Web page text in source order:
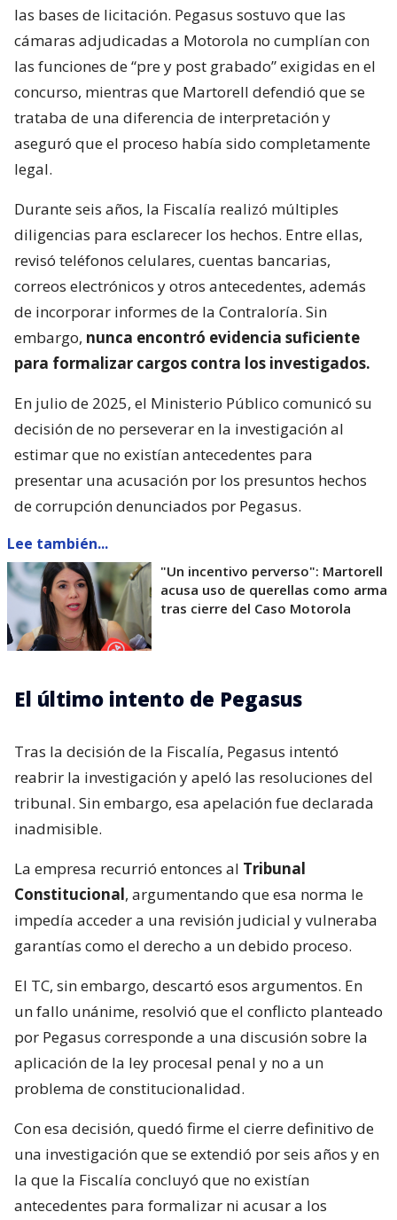
las bases de licitación. Pegasus sostuvo que las
cámaras adjudicadas a Motorola no cumplían con
las funciones de “pre y post grabado” exigidas en el
concurso, mientras que Martorell defendió que se
trataba de una diferencia de interpretación y
aseguró que el proceso había sido completamente
legal.
Durante seis años, la Fiscalía realizó múltiples
diligencias para esclarecer los hechos. Entre ellas,
revisó teléfonos celulares, cuentas bancarias,
correos electrónicos y otros antecedentes, además
de incorporar informes de la Contraloría. Sin
embargo, nunca encontró evidencia suficiente
para formalizar cargos contra los investigados.
En julio de 2025, el Ministerio Público comunicó su
decisión de no perseverar en la investigación al
estimar que no existían antecedentes para
presentar una acusación por los presuntos hechos
de corrupción denunciados por Pegasus.
Lee también...
"Un incentivo perverso": Martorell
acusa uso de querellas como arma
tras cierre del Caso Motorola
El último intento de Pegasus
Tras la decisión de la Fiscalía, Pegasus intentó
reabrir la investigación y apeló las resoluciones del
tribunal. Sin embargo, esa apelación fue declarada
inadmisible.
La empresa recurrió entonces al Tribunal
Constitucional, argumentando que esa norma le
impedía acceder a una revisión judicial y vulneraba
garantías como el derecho a un debido proceso.
El TC, sin embargo, descartó esos argumentos. En
un fallo unánime, resolvió que el conflicto planteado
por Pegasus corresponde a una discusión sobre la
aplicación de la ley procesal penal y no a un
problema de constitucionalidad.
Con esa decisión, quedó firme el cierre definitivo de
una investigación que se extendió por seis años y en
la que la Fiscalía concluyó que no existían
antecedentes para formalizar ni acusar a los